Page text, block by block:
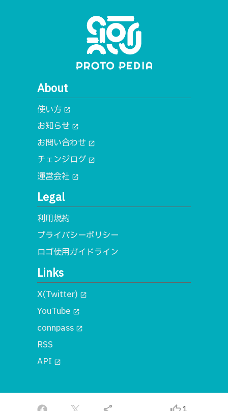
About
使い方 open_in_new
お知らせ open_in_new
お問い合わせ open_in_new
チェンジログ open_in_new
運営会社 open_in_new
Legal
利用規約
プライバシーポリシー
ロゴ使用ガイドライン
Links
X(Twitter) open_in_new
YouTube open_in_new
connpass open_in_new
RSS
API open_in_new
© 2018 一般社団法人MA